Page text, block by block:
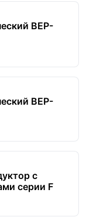
BEP-
BEP-
с
серии F